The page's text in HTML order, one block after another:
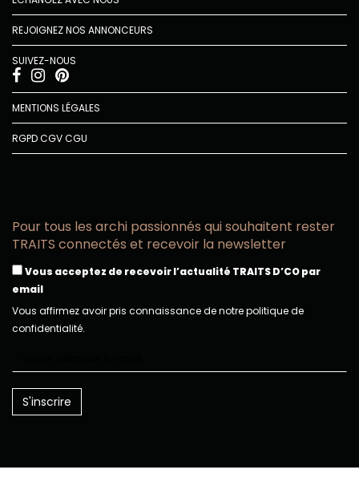
REJOIGNEZ NOS ANNONCEURS
SUIVEZ-NOUS
MENTIONS LÉGALES
RGPDCGVCGU
Pour tous les archi passionnés qui souhaitent rester
TRAITS connectés et recevoir la newsletter
Vous acceptez de recevoir l’actualité TRAITS D’CO par
email
Vous affirmez avoir pris connaissance de notre politique de
confidentialité.